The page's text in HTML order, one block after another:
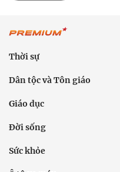
Thời sự
Dân tộc và Tôn giáo
Giáo dục
Đời sống
Sức khỏe